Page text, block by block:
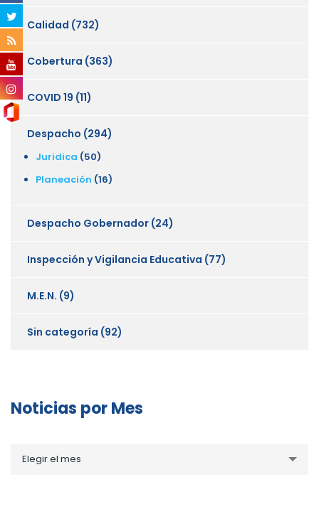
Calidad (732)
Cobertura (363)
COVID 19 (11)
Despacho (294)
Juridica (50)
Planeación (16)
Despacho Gobernador (24)
Inspección y Vigilancia Educativa (77)
M.E.N. (9)
Sin categoría (92)
Noticias por Mes
porElegir el mes